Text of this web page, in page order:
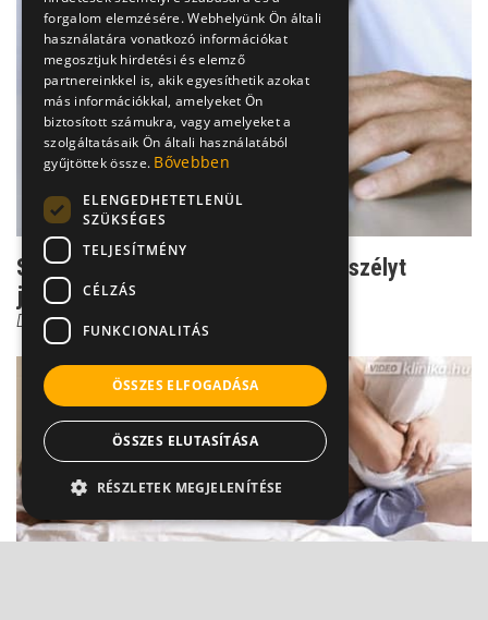
Stroke-totó: 15-ből 3 találat már veszélyt
jelezhet!
Dr. Ertsey Csaba
forgalom elemzésére. Webhelyünk Ön általi
használatára vonatkozó információkat
megosztjuk hirdetési és elemző
partnereinkkel is, akik egyesíthetik azokat
más információkkal, amelyeket Ön
biztosított számukra, vagy amelyeket a
szolgáltatásaik Ön általi használatából
gyűjtöttek össze. Bővebben
ELENGEDHETETLENÜL
SZÜKSÉGES
TELJESÍTMÉNY
CÉLZÁS
FUNKCIONALITÁS
ÖSSZES ELFOGADÁSA
ÖSSZES ELUTASÍTÁSA
RÉSZLETEK MEGJELENÍTÉSE